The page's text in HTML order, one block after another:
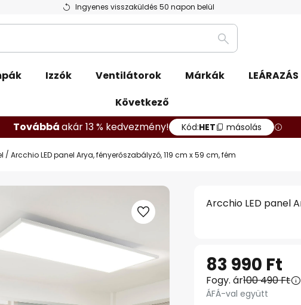
Ingyenes visszaküldés 50 napon belül
Keresés
Izzók Ventilátorok Márkák LEÁRAZÁS
Következő
Továbbáakár 13 % kedvezmény! Kód:HET másolás
Arcchio LED panel Arya, fényerőszabályzó, 119 cm x 59 cm, fém
Arcchio LED panel
83 990 Ft
Fogy. ár100 490 Ft
ÁFÁ-val együtt